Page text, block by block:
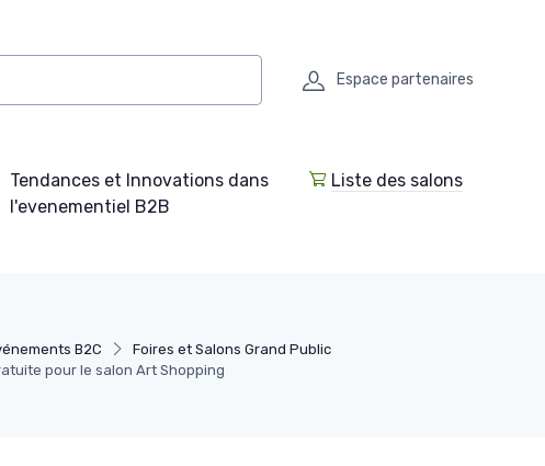
Espace partenaires
Tendances et Innovations dans
l'evenementiel B2B
Liste des salons
B2C
Foires et Salons Grand Public
pour le salon Art Shopping